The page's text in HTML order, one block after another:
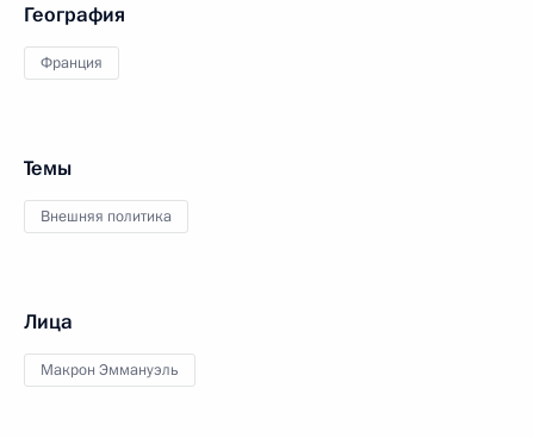
География
Франция
Темы
Внешняя политика
Лица
Макрон Эммануэль